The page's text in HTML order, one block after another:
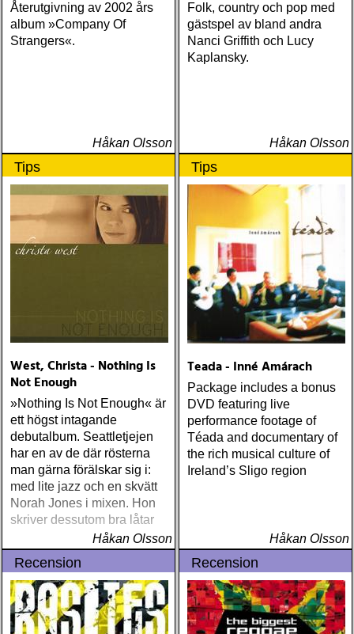
Återutgivning av 2002 års
album »Company Of
Strangers«.
Håkan Olsson
Folk, country och pop med
gästspel av bland andra
Nanci Griffith och Lucy
Kaplansky.
Håkan Olsson
Tips
West, Christa - Nothing Is
Not Enough
»Nothing Is Not Enough« är
ett högst intagande
debutalbum. Seattletjejen
har en av de där rösterna
man gärna förälskar sig i:
med lite jazz och en skvätt
Norah Jones i mixen. Hon
skriver dessutom bra låtar
Håkan Olsson
Tips
Teada - Inné Amárach
Package includes a bonus
DVD featuring live
performance footage of
Téada and documentary of
the rich musical culture of
Ireland’s Sligo region
Håkan Olsson
Recension Recension